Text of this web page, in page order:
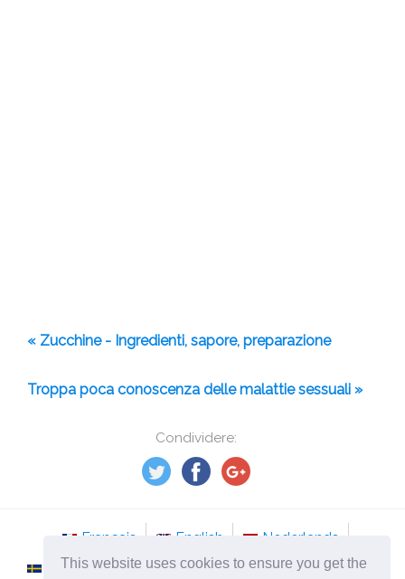
This website uses cookies to ensure you get the
Condividere:
« Zucchine - Ingredienti, sapore, preparazione
Troppa poca conoscenza delle malattie sessuali »
Français English
Nederlands
Svenska
Norsk Italiano Português